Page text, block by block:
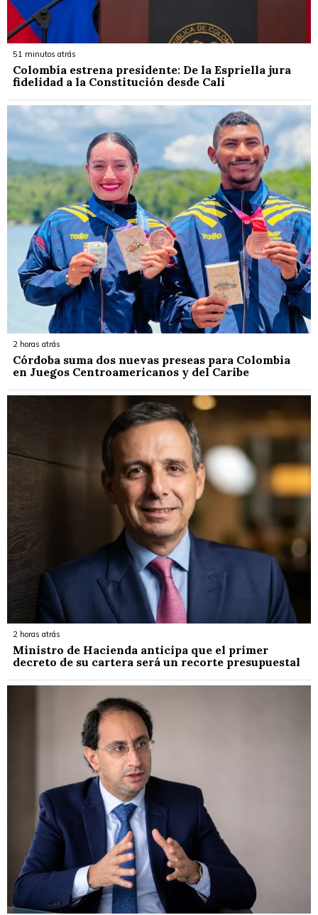
51 minutos atrás
Colombia estrena presidente: De la Espriella jura
fidelidad a la Constitución desde Cali
2 horas atrás
Córdoba suma dos nuevas preseas para Colombia
en Juegos Centroamericanos y del Caribe
2 horas atrás
Ministro de Hacienda anticipa que el primer
decreto de su cartera será un recorte presupuestal